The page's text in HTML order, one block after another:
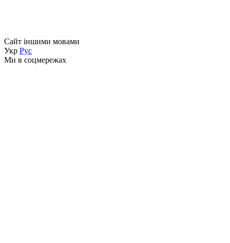
Сайт іншими мовами
Укр Рус
Ми в соцмережах